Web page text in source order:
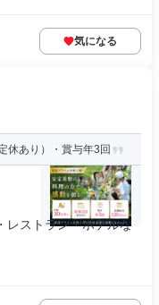
気になる
休あり）・賞与年3回
レストラン・ホテルな